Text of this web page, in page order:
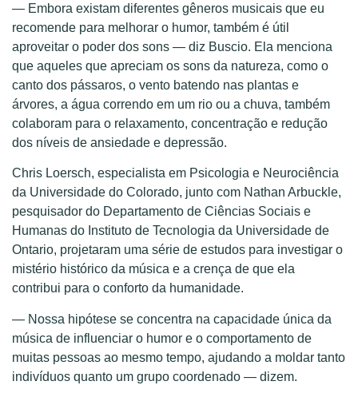
— Embora existam diferentes gêneros musicais que eu
recomende para melhorar o humor, também é útil
aproveitar o poder dos sons — diz Buscio. Ela menciona
que aqueles que apreciam os sons da natureza, como o
canto dos pássaros, o vento batendo nas plantas e
árvores, a água correndo em um rio ou a chuva, também
colaboram para o relaxamento, concentração e redução
dos níveis de ansiedade e depressão.
Chris Loersch, especialista em Psicologia e Neurociência
da Universidade do Colorado, junto com Nathan Arbuckle,
pesquisador do Departamento de Ciências Sociais e
Humanas do Instituto de Tecnologia da Universidade de
Ontario, projetaram uma série de estudos para investigar o
mistério histórico da música e a crença de que ela
contribui para o conforto da humanidade.
— Nossa hipótese se concentra na capacidade única da
música de influenciar o humor e o comportamento de
muitas pessoas ao mesmo tempo, ajudando a moldar tanto
indivíduos quanto um grupo coordenado — dizem.